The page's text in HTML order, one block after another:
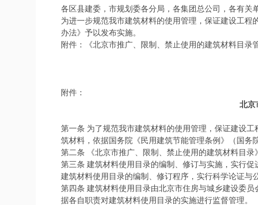
各区县建委，市规划委各分局，各集团总公司，各有关
为进一步规范我市建筑材料的使用管理，保证建设工
办法》予以发布实施。
附件：《北京市推广、限制、禁止使用的建筑材料目录
附件：
北京
第一条 为了规范我市建筑材料的使用管理，保证建设
筑材料，依据国务院《民用建筑节能管理条例》（国务
第二条 《北京市推广、限制、禁止使用的建筑材料目
第三条 建筑材料使用目录的编制、修订与实施，实行促
建筑材料使用目录的编制、修订程序，实行科学论证与
第四条 建筑材料使用目录由北京市住房与城乡建设委
据各自职责对建筑材料使用目录的实施进行监督管理。